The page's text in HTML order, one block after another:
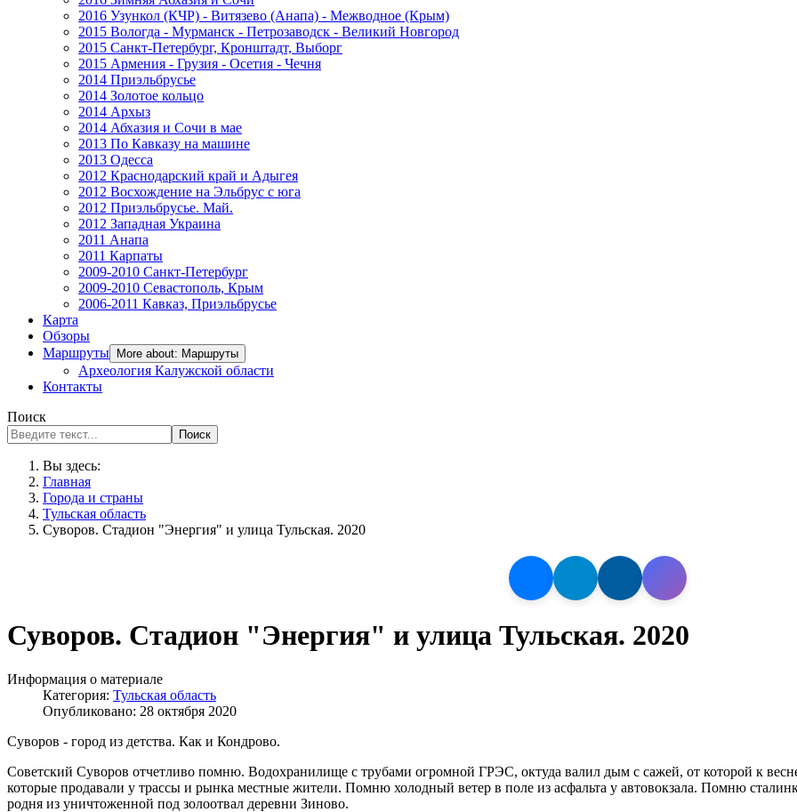
2016 Узункол (КЧР) - Витязево (Анапа) - Межводное (Крым)
2015 Вологда - Мурманск - Петрозаводск - Великий Новгород
2015 Санкт-Петербург, Кронштадт, Выборг
2015 Армения - Грузия - Осетия - Чечня
2014 Приэльбрусье
2014 Золотое кольцо
2014 Архыз
2014 Абхазия и Сочи в мае
2013 По Кавказу на машине
2013 Одесса
2012 Краснодарский край и Адыгея
2012 Восхождение на Эльбрус с юга
2012 Приэльбрусье. Май.
2012 Западная Украина
2011 Анапа
2011 Карпаты
2009-2010 Санкт-Петербург
2009-2010 Севастополь, Крым
2006-2011 Кавказ, Приэльбрусье
Карта
Обзоры
Маршруты
More about: Маршруты
Археология Калужской области
Контакты
Поиск
Поиск
Вы здесь:
Главная
Города и страны
Тульская область
Суворов. Стадион "Энергия" и улица Тульская. 2020
Суворов. Стадион "Энергия" и улица Тульская. 2020
Информация о материале
Категория: Тульская область
Опубликовано: 28 октября 2020
Суворов - город из детства. Как и Кондрово.
Советский Суворов отчетливо помню. Водохранилище с трубами огромной ГРЭС, октуда валил дым с сажей, от которой к
которые продавали у трассы и рынка местные жители. Помню холодный ветер в поле из асфальта у автовокзала. Помню
родня из уничтоженной под золоотвал деревни Зиново.